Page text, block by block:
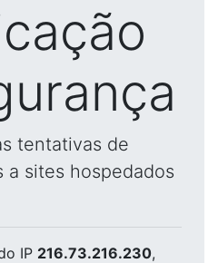
tentativas de
a sites hospedados
IP 216.73.216.230,